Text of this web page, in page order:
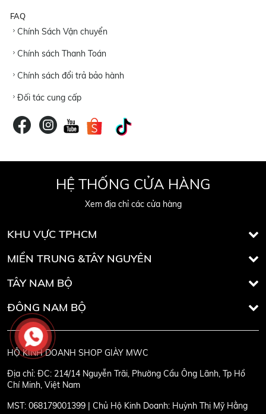
FAQ
Chính Sách Vận chuyển
Chính sách Thanh Toán
Chính sách đổi trả bảo hành
Đối tác cung cấp
HỆ THỐNG CỬA HÀNG
Xem địa chỉ các cửa hàng
KHU VỰC TPHCM
MIỀN TRUNG &TÂY NGUYÊN
TÂY NAM BỘ
ĐÔNG NAM BỘ
HỘ KINH DOANH SHOP GIÀY MWC
Địa chỉ: ĐC: 214/14 Nguyễn Trãi, Phường Cầu Ông Lãnh, Tp Hồ
Chí Minh, Việt Nam
MST: 068179001399 | Chủ Hộ Kinh Doanh: Huỳnh Thị Mỹ Hằng